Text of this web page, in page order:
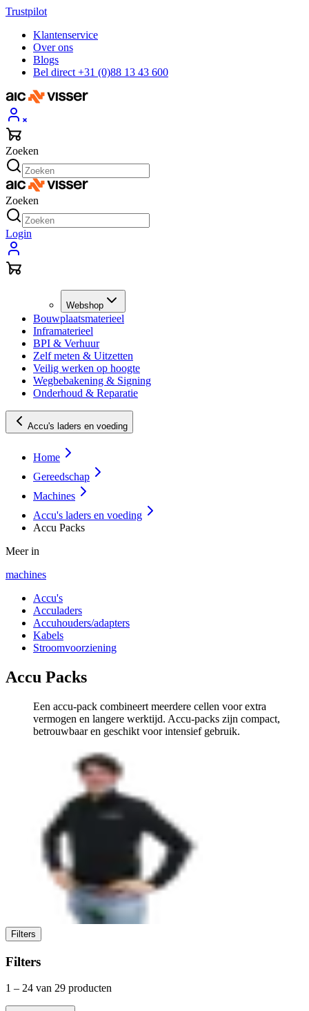
Trustpilot
Klantenservice
Over ons
Blogs
Bel direct +31 (0)88 13 43 600
Zoeken
Zoeken
Login
Webshop
Bouwplaatsmaterieel
Inframaterieel
BPI & Verhuur
Zelf meten & Uitzetten
Veilig werken op hoogte
Wegbebakening & Signing
Onderhoud & Reparatie
Accu's laders en voeding
Home
Gereedschap
Machines
Accu's laders en voeding
Accu Packs
Meer in
machines
Accu's
Acculaders
Accuhouders/adapters
Kabels
Stroomvoorziening
Accu Packs
Een accu-pack combineert meerdere cellen voor extra
vermogen en langere werktijd. Accu-packs zijn compact,
betrouwbaar en geschikt voor intensief gebruik.
Filters
Filters
1 – 24 van 29 producten